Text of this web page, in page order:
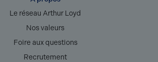
Le réseau Arthur Loyd
Nos valeurs
Foire aux questions
Recrutement